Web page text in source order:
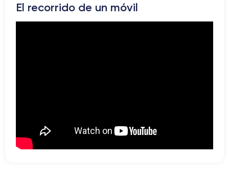
El recorrido de un móvil